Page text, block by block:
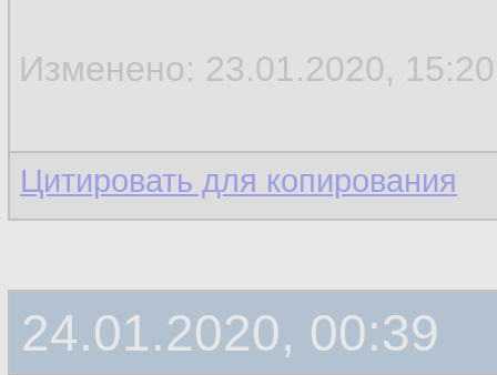
Изменено: 23.01.2020,
Цитировать для копирования
24.01.2020, 00:39